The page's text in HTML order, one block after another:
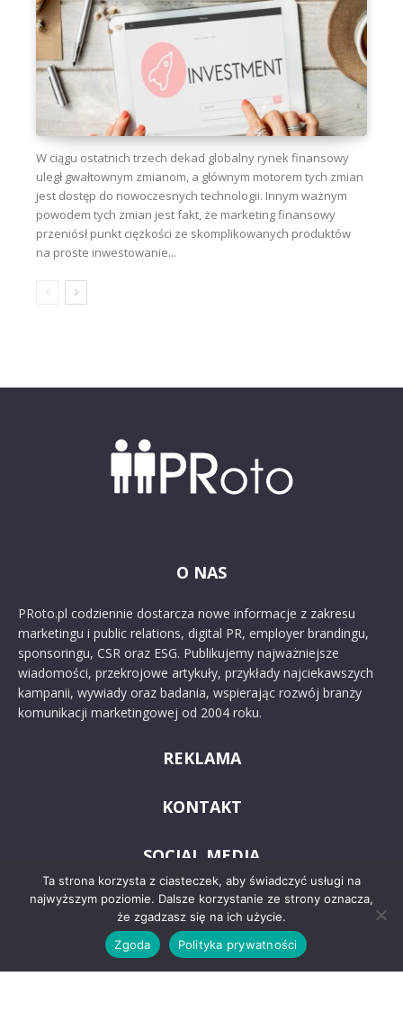
W ciągu ostatnich trzech dekad globalny rynek finansowy
uległ gwałtownym zmianom, a głównym motorem tych zmian
jest dostęp do nowoczesnych technologii. Innym ważnym
powodem tych zmian jest fakt, że marketing finansowy
przeniósł punkt ciężkości ze skomplikowanych produktów
na proste inwestowanie...
O NAS
PRoto.pl codziennie dostarcza nowe informacje z zakresu
marketingu i public relations, digital PR, employer brandingu,
sponsoringu, CSR oraz ESG. Publikujemy najważniejsze
wiadomości, przekrojowe artykuły, przykłady najciekawszych
kampanii, wywiady oraz badania, wspierając rozwój branży
komunikacji marketingowej od 2004 roku.
REKLAMA
KONTAKT
SOCIAL MEDIA
Ta strona korzysta z ciasteczek, aby świadczyć usługi na
najwyższym poziomie. Dalsze korzystanie ze strony oznacza,
że zgadzasz się na ich użycie.
Zgoda
Polityka prywatności